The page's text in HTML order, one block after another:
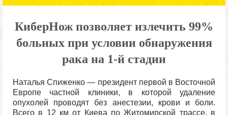
КиберНож позволяет излечить 99%
больных при условии обнаружения
рака на 1-й стадии
Наталья Спиженко — президент первой в Восточной
Европе частной клиники, в которой удаление
опухолей проводят без анестезии, крови и боли.
Всего в 12 км от Киева по Житомирской трассе, в